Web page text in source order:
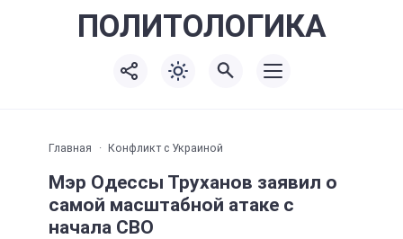
ПОЛИТОЛОГИКА
Главная Конфликт с Украиной
Мэр Одессы Труханов заявил о
самой масштабной атаке с
начала СВО